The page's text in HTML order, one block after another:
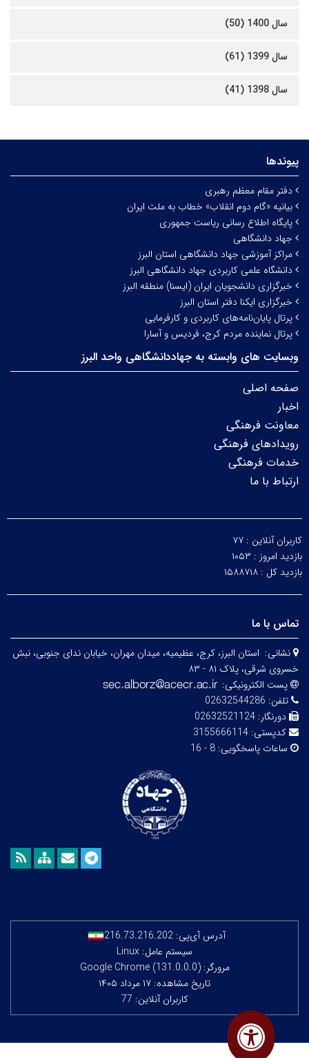
سال 1400 (50)
سال 1399 (61)
سال 1398 (41)
پیوندها
دفتر مقام معظم رهبری
بیانیه «گام دوم انقلاب» خطاب به ملت ایران
پایگاه اطلاع رسانی ریاست جمهوری
جهاد دانشگاهی
مراکز آموزشی جهاد دانشگاهی استان البرز
دانشگاه علمی کاربردی جهاد دانشگاهی البرز
خبرگزاری دانشجویان ایران (ایسنا) منطقه البرز
خبرگزاری ایکنا دفتر استان البرز
پرتال پایان‌نامه‌های کاربردی و کارفرمایی
پرتال نماینده مردم کرج، فردیس و آسارا
وبسایت های وابسته به جهاددانشگاهی واحد البرز
صفحه اصلی
اخبار
معاونت فرهنگی
رویدادهای فرهنگی
خدمات فرهنگی
ارتباط با ما
کاربران آنلاین : ۷۷
بازدید امروز : ۱۰۵۳
بازدید کل : ۱۵۸۸۷۱۸
تماس با ما
نشانی: استان البرز، کرج، عظیمیه، میدان مهران، خیابان ندای جنوبی، نبش
خسروی شرقی، پلاک ۸۱ - ۸۳
پست الکترونیکی:
تلفن: 02632544286
دورنگار: 02632521124
کدپستی: 3155666114
ساعات پاسخگویی: 8 - 16
آدرس آی‌پی: 216.73.216.202
سیستم عامل: Linux
مرورگر: Google Chrome (131.0.0.0)
تاریخ مشاهده: ۱۷ مرداد ۱۴۰۵
کاربران آنلاین: 77